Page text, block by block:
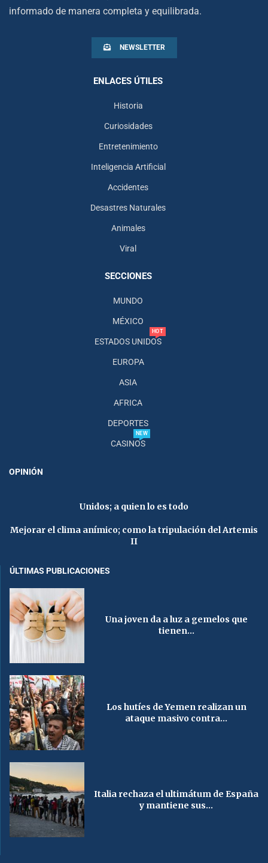
informado de manera completa y equilibrada.
NEWSLETTER
ENLACES ÚTILES
Historia
Curiosidades
Entretenimiento
Inteligencia Artificial
Accidentes
Desastres Naturales
Animales
Viral
SECCIONES
MUNDO
MÉXICO
ESTADOS UNIDOS
HOT
EUROPA
ASIA
AFRICA
DEPORTES
CASINOS
NEW
OPINIÓN
Unidos; a quien lo es todo
Mejorar el clima anímico; como la tripulación del Artemis
II
ÚLTIMAS PUBLICACIONES
Una joven da a luz a gemelos que
tienen...
Los hutíes de Yemen realizan un
ataque masivo contra...
Italia rechaza el ultimátum de España
y mantiene sus...